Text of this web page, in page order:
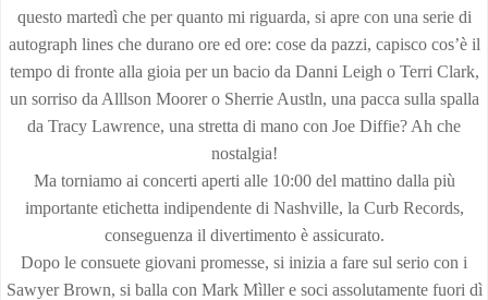
questo martedì che per quanto mi riguarda, si apre con una serie di
autograph lines che durano ore ed ore: cose da pazzi, capisco cos’è il
tempo di fronte alla gioia per un bacio da Danni Leigh o Terri Clark,
un sorriso da Alllson Moorer o Sherrie Austln, una pacca sulla spalla
da Tracy Lawrence, una stretta di mano con Joe Diffie? Ah che
nostalgia!
Ma torniamo ai concerti aperti alle 10:00 del mattino dalla più
importante etichetta indipendente di Nashville, la Curb Records,
conseguenza il divertimento è assicurato.
Dopo le consuete giovani promesse, si inizia a fare sul serio con i
Sawyer Brown, si balla con Mark Mìller e soci assolutamente fuori dì